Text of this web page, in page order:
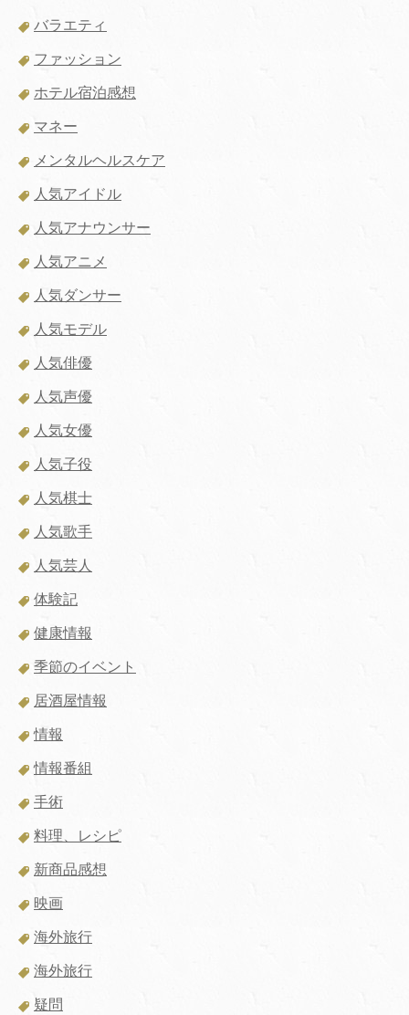
バラエティ
ファッション
ホテル宿泊感想
マネー
メンタルヘルスケア
人気アイドル
人気アナウンサー
人気アニメ
人気ダンサー
人気モデル
人気俳優
人気声優
人気女優
人気子役
人気棋士
人気歌手
人気芸人
体験記
健康情報
季節のイベント
居酒屋情報
情報
情報番組
手術
料理、レシピ
新商品感想
映画
海外旅行
海外旅行
疑問